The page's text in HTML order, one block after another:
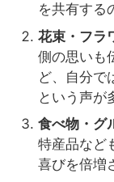
を共有する
花束・フラ
側の思いも
ど、自分で
という声が
食べ物・グ
特産品など
喜びを倍増